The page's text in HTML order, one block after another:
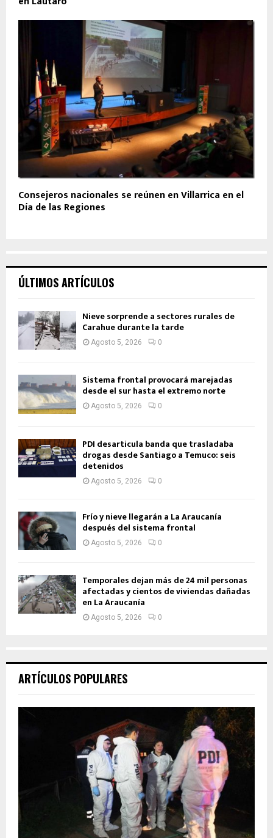
Consejeros nacionales se reúnen en Villarrica en el
Día de las Regiones
ÚLTIMOS ARTÍCULOS
Nieve sorprende a sectores rurales de
Carahue durante la tarde
Agosto 5, 2026 0
Sistema frontal provocará marejadas
desde el sur hasta el extremo norte
Agosto 5, 2026 0
PDI desarticula banda que trasladaba
drogas desde Santiago a Temuco: seis
detenidos
Agosto 5, 2026 0
Frío y nieve llegarán a La Araucanía
después del sistema frontal
Agosto 5, 2026 0
Temporales dejan más de 24 mil personas
afectadas y cientos de viviendas dañadas
en La Araucanía
Agosto 5, 2026 0
ARTÍCULOS POPULARES